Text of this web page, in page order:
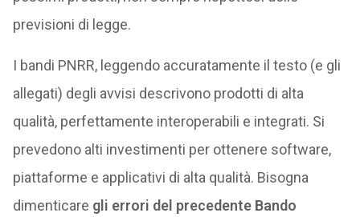
previsioni di legge.
I bandi PNRR, leggendo accuratamente il testo (e gli
allegati) degli avvisi descrivono prodotti di alta
qualità, perfettamente interoperabili e integrati. Si
prevedono alti investimenti per ottenere software,
piattaforme e applicativi di alta qualità. Bisogna
dimenticare gli errori del precedente Bando